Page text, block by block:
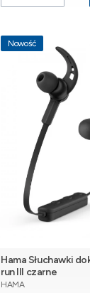
Nowość
Hama Słuchawki
run III czarne
PRODUCENT
HAMA